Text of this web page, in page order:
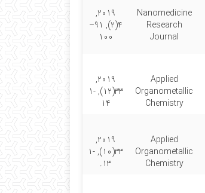
Nanomedicine
Research
Journal
2019,
4(2), 91–
100
Applied
Organometallic
Chemistry
2019,
33(12), 1-
14
Applied
Organometallic
Chemistry
2019,
33(10), 1-
13.